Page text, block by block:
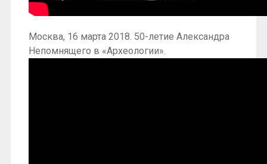
Москва, 16 марта 2018. 50-летие Александра
Непомнящего в «Археологии».